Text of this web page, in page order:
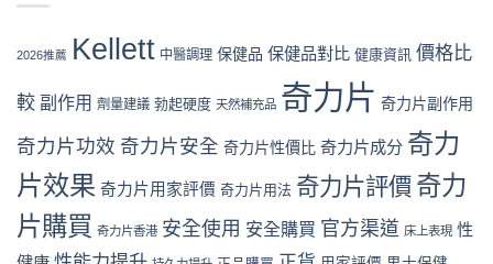
中
風
險
面
分
中
盒
扣
最
購
時
機〉
中
假
拆
與
性
購
買
指
南〉
購
程
整
教
學：
從
下
單
到
2026推薦 Kellett 中醫調理 保健品 保健品對比 健康資訊 價格比
較 副作用 劑量建議 勃起硬度 天然補充品 奇力片 奇力片副作用
奇力片功效 奇力片安全 奇力片性價比 奇力片成分 奇力
片效果 奇力片用家評價 奇力片用法 奇力片評價 奇力
片購買 奇力片香港 安全使用 安全購買 官方渠道 床上表現 性